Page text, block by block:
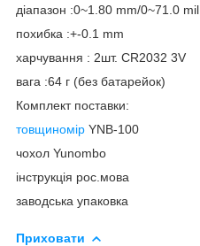
діапазон :0~1.80 mm/0~71.0 mil
похибка :+-0.1 mm
харчування : 2шт. CR2032 3V
вага :64 г (без батарейок)
Комплект поставки:
товщиномір YNB-100
чохол Yunombo
інструкція рос.мова
заводська упаковка
Приховати